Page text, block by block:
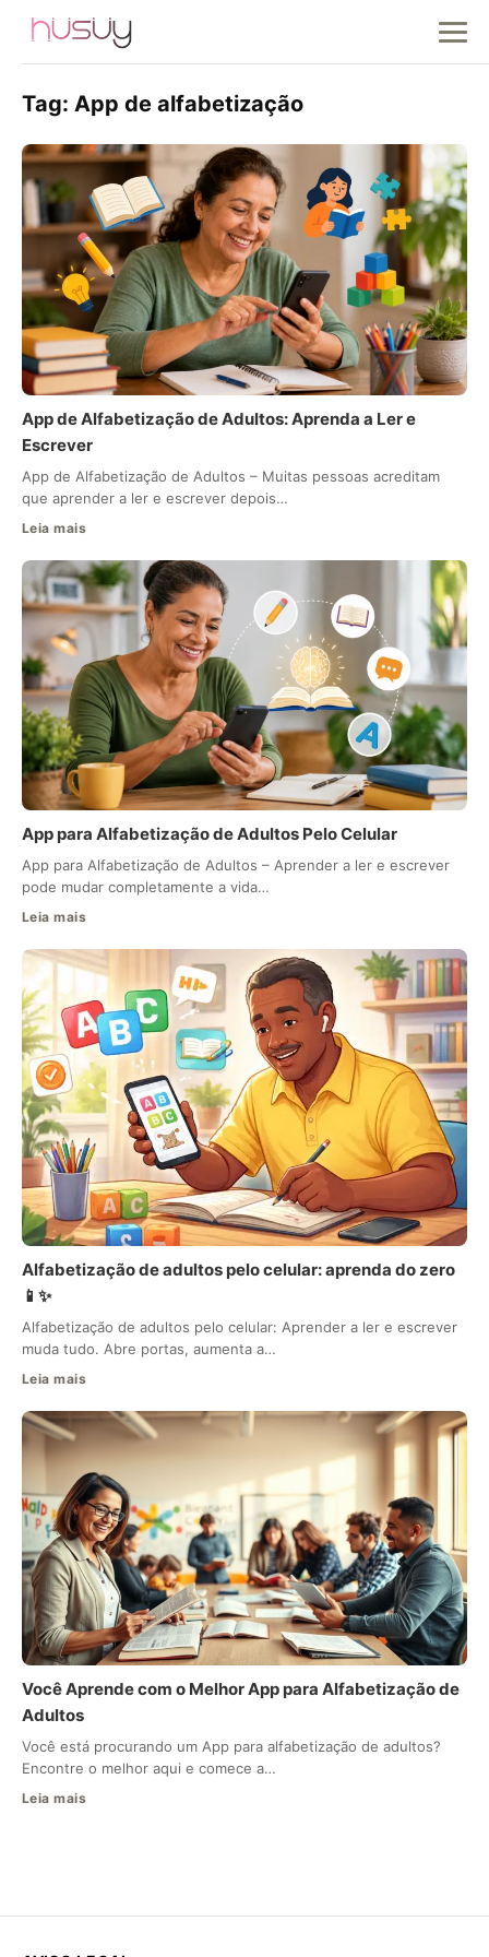
Tag: App de alfabetização
App de Alfabetização de Adultos: Aprenda a Ler e
Escrever
App de Alfabetização de Adultos – Muitas pessoas acreditam
que aprender a ler e escrever depois…
Leia mais
App para Alfabetização de Adultos Pelo Celular
App para Alfabetização de Adultos – Aprender a ler e escrever
pode mudar completamente a vida…
Leia mais
Alfabetização de adultos pelo celular: aprenda do zero
📱✨
Alfabetização de adultos pelo celular: Aprender a ler e escrever
muda tudo. Abre portas, aumenta a…
Leia mais
Você Aprende com o Melhor App para Alfabetização de
Adultos
Você está procurando um App para alfabetização de adultos?
Encontre o melhor aqui e comece a…
Leia mais